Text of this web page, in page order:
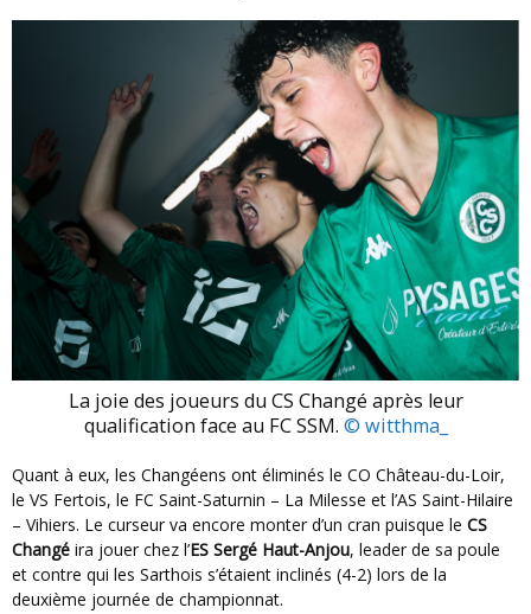
La joie des joueurs du CS Changé après leur
qualification face au FC SSM. © witthma_
Quant à eux, les Changéens ont éliminés le CO Château-du-Loir,
le VS Fertois, le FC Saint-Saturnin – La Milesse et l’AS Saint-Hilaire
– Vihiers. Le curseur va encore monter d’un cran puisque le CS
Changé ira jouer chez l’ES Sergé Haut-Anjou, leader de sa poule
et contre qui les Sarthois s’étaient inclinés (4-2) lors de la
deuxième journée de championnat.